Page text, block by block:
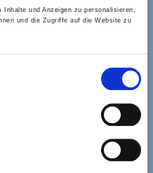
und Anzeigen zu personalisieren,
und die Zugriffe auf die Website zu
Are Currently